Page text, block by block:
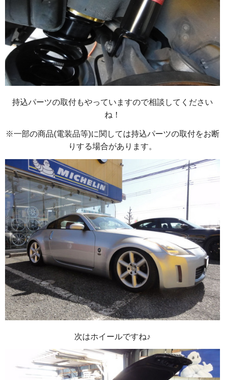
持込パーツの取付もやっていますので相談してください
ね！
※一部の商品(電装品等)に関しては持込パーツの取付をお断
りする場合があります。
次はホイールですね♪